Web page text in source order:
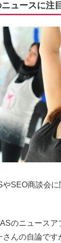
ュースに注
SEO商談会に
のニュースア
んの自論です